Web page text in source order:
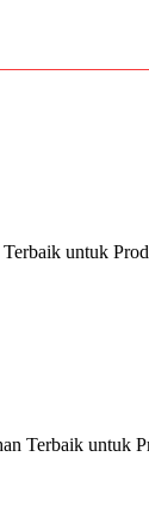
untuk
Terbaik untuk